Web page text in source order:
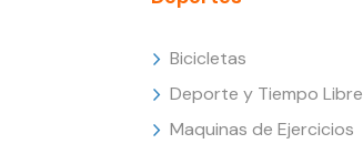
Bicicletas
Deporte y Tiempo Libre
Maquinas de Ejercicios